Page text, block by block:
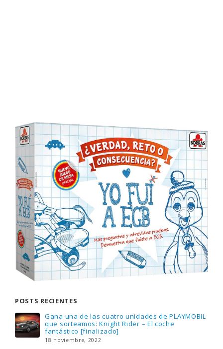
POSTS RECIENTES
Gana una de las cuatro unidades de PLAYMOBIL
que sorteamos: Knight Rider – El coche
fantástico [finalizado]
18 noviembre, 2022